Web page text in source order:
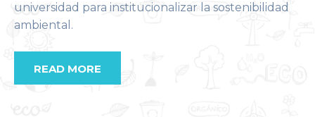
universidad para institucionalizar la sostenibilidad
ambiental.
READ MORE